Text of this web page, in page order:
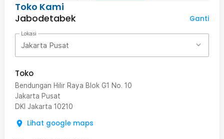
Toko Kami
Jabodetabek
Ganti
Lokasi
Jakarta Pusat
Toko
Bendungan Hilir Raya Blok G1 No. 10
Jakarta Pusat
DKI Jakarta 10210
Lihat google maps